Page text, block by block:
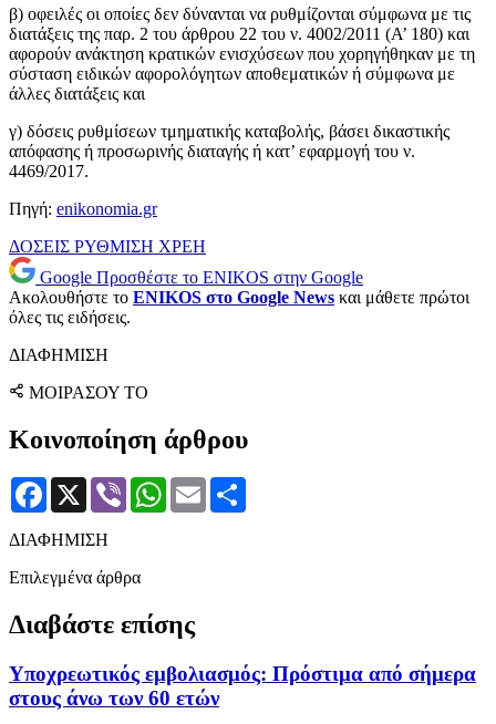
β) οφειλές οι οποίες δεν δύνανται να ρυθμίζονται σύμφωνα με τις
διατάξεις της παρ. 2 του άρθρου 22 του ν. 4002/2011 (Α’ 180) και
αφορούν ανάκτηση κρατικών ενισχύσεων που χορηγήθηκαν με τη
σύσταση ειδικών αφορολόγητων αποθεματικών ή σύμφωνα με
άλλες διατάξεις και
γ) δόσεις ρυθμίσεων τμηματικής καταβολής, βάσει δικαστικής
απόφασης ή προσωρινής διαταγής ή κατ’ εφαρμογή του ν.
4469/2017.
Πηγή: enikonomia.gr
ΔΟΣΕΙΣ ΡΥΘΜΙΣΗ ΧΡΕΗ
Google Προσθέστε το ENIKOS στην Google
Ακολουθήστε το ENIKOS στο Google News και μάθετε πρώτοι
όλες τις ειδήσεις.
ΔΙΑΦΗΜΙΣΗ
ΜΟΙΡΑΣΟΥ ΤΟ
Κοινοποίηση άρθρου
Facebook
X Viber WhatsApp
Email
ΔΙΑΦΗΜΙΣΗ
Επιλεγμένα άρθρα
Διαβάστε επίσης
Υποχρεωτικός εμβολιασμός: Πρόστιμα από σήμερα
στους άνω των 60 ετών